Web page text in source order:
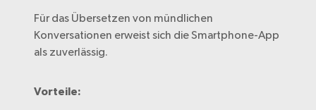
Für das Übersetzen von mündlichen
Konversationen erweist sich die Smartphone-App
als zuverlässig.
Vorteile: